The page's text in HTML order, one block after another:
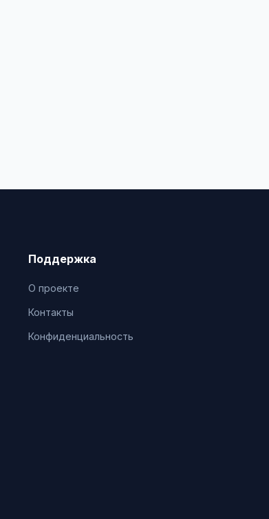
Поддержка
О проекте
Контакты
Конфиденциальность